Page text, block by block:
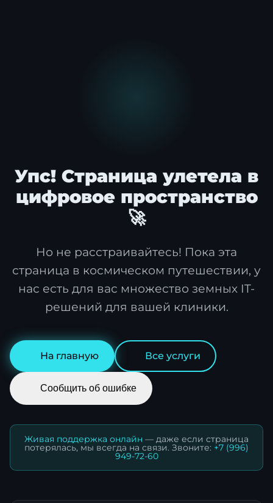
404
Упс! Страница улетела в
цифровое пространство
🚀
Но не расстраивайтесь! Пока эта
страница в космическом путешествии, у
нас есть для вас множество земных IT-
решений для вашей клиники.
На главную Все услуги
Сообщить об ошибке
Живая поддержка онлайн — даже если страница
потерялась, мы всегда на связи. Звоните: +7 (996)
949-72-60